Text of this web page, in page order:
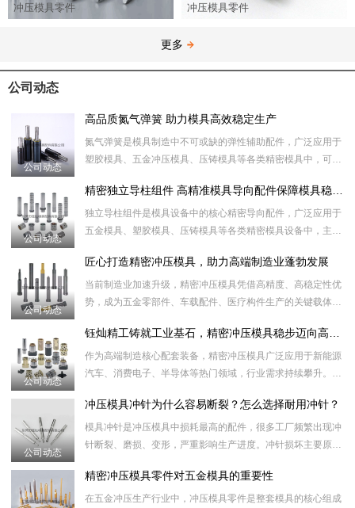
冲压模具零件 冲压模具零件
更多
公司动态
公司动态
高品质氮气弹簧 助力模具高效稳定生产
氮气弹簧是模具制造中不可或缺的弹性辅助配件，广泛应用于
塑胶模具、五金冲压模具、压铸模具等各类精密模具中，可替
出、缓冲泄压的作
公司动态
独立导柱组件是模具设备中的核心精密导向配件，广泛应用于
五金模具、塑胶模具、压铸模具等各类精密模具设备中，主要
合精准、对位无
公司动态
匠心打造精密冲压模具，助力高端制造业蓬勃发展
当前制造业加速升级，精密冲压模具凭借高精度、高稳定性优
势，成为五金零部件、车载配件、医疗构件生产的关键载体。
式完成多道成型
公司动态
作为高端制造核心配套装备，精密冲压模具广泛应用于新能源
汽车、消费电子、半导体等热门领域，行业需求持续攀升。如
精密加工设备加
公司动态
冲压模具冲针为什么容易断裂？怎么选择耐用冲针？
模具冲针是冲压模具中损耗最高的配件，很多工厂频繁出现冲
针断裂、磨损、变形，严重影响生产进度。冲针损坏主要原因
过硬、间隙设计
精密冲压模具零件对五金模具的重要性
在五金冲压生产行业中，冲压模具零件是整套模具的核心组成